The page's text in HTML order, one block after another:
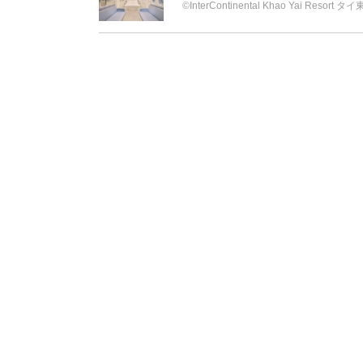
©︎InterContinental Khao Yai Resort タイ